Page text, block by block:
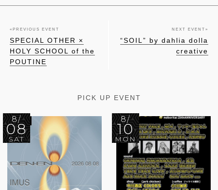
« PREVIOUS EVENT
SPECIAL OTHER ×
HOLY SCHOOL of the
POUTINE
NEXT EVENT »
“SOIL” by dahlia dolla
creative
PICK UP EVENT
8/
08
SAT
8/
10
MON